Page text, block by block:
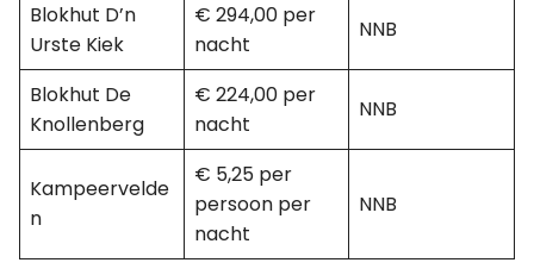
Blokhut D’n
Urste Kiek
€ 294,00 per
nacht
NNB
Blokhut De
Knollenberg
€ 224,00 per
nacht
NNB
Kampeervelde
n
€ 5,25 per
persoon per
nacht
NNB